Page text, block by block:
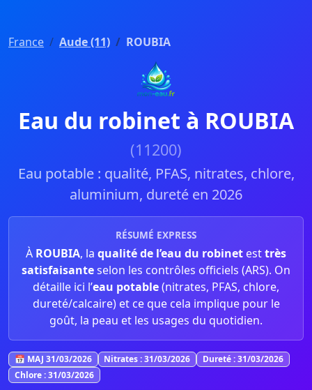
France Aude (11) ROUBIA
Eau du robinet à ROUBIA
(11200)
Eau potable : qualité, PFAS, nitrates, chlore,
aluminium, dureté en 2026
RÉSUMÉ EXPRESS
À ROUBIA, la qualité de l’eau du robinet esttrès
satisfaisanteselon les contrôles officiels (ARS). On
détaille ici l’eau potable(nitrates, PFAS, chlore,
dureté/calcaire) et ce que cela implique pour le
goût, la peau et les usages du quotidien.
📅 MAJ 31/03/2026 Nitrates : 31/03/2026
Dureté : 31/03/2026
Chlore : 31/03/2026